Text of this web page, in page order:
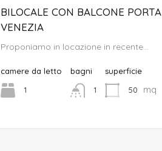
BILOCALE CON BALCONE PORTA
VENEZIA
Proponiamo in locazione in recente…
camere da letto
1
bagni
1
superficie
50
mq